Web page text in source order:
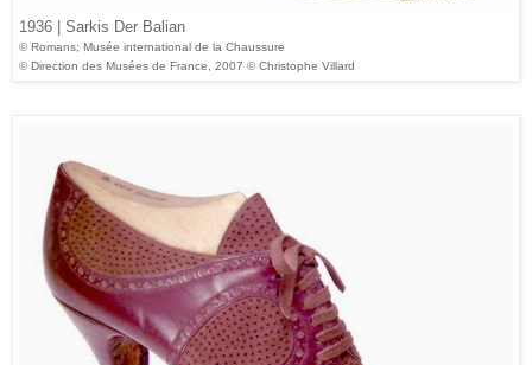
1936 | Sarkis Der Balian
© Romans; Musée international de la Chaussure
© Direction des Musées de France, 2007 © Christophe Villard